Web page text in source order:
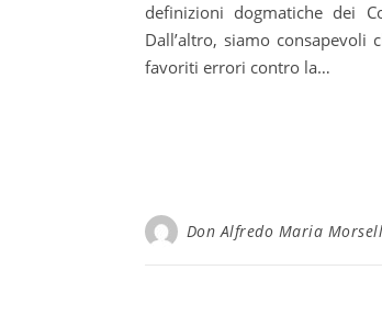
definizioni dogmatiche dei
Dall’altro, siamo
favoriti errori contro la…
Don Alfredo Maria